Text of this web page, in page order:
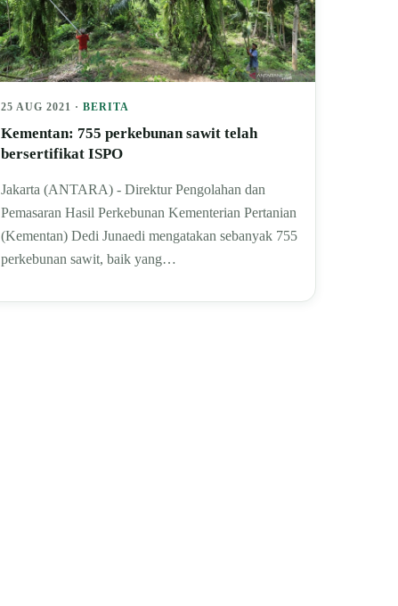
25 AUG 2021 · BERITA
Kementan: 755 perkebunan sawit telah
bersertifikat ISPO
Jakarta (ANTARA) - Direktur Pengolahan dan
Pemasaran Hasil Perkebunan Kementerian Pertanian
(Kementan) Dedi Junaedi mengatakan sebanyak 755
perkebunan sawit, baik yang…